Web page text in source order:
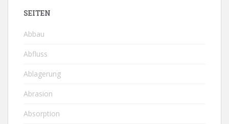
SEITEN
Abbau
Abfluss
Ablagerung
Abrasion
Absorption